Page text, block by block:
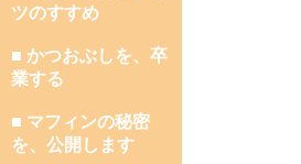
ツのすすめ
■ かつおぶしを、卒
業する
■ マフィンの秘密
を、公開します